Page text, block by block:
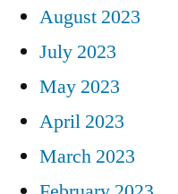
August 2023
July 2023
May 2023
April 2023
March 2023